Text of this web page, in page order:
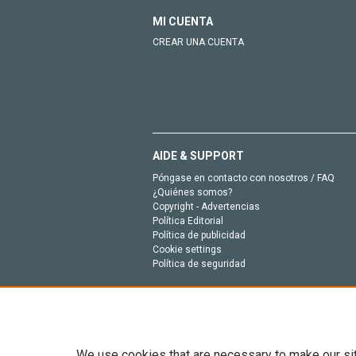
MI CUENTA
CREAR UNA CUENTA
AIDE & SUPPORT
Póngase en contacto con nosotros / FAQ
¿Quiénes somos?
Copyright - Advertencias
Política Editorial
Política de publicidad
Cookie settings
Política de seguridad